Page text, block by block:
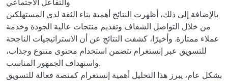
والتفاعل الاجتماعي.
بالإضافة إلى ذلك، أظهرت النتائج أهمية بناء الثقة لدى المستهلكين
من خلال التواصل الشفاف وتقديم منتجات عالية الجودة وخدمة
عملاء ممتازة. وأخيرًا، كشفت النتائج عن أن الاستراتيجيات الناجحة
للتسويق عبر إنستغرام تتضمن استخدام محتوى متنوع وجذاب،
واستهداف الجمهور المناسب.
بشكل عام، يبرز هذا التحليل أهمية إنستغرام كمنصة فعالة للتسويق